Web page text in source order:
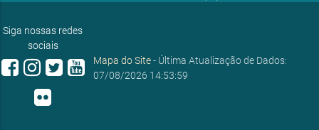
Siga nossas redes
sociais
Mapa do Site- Última Atualização de Dados:
07/08/2026 14:53:59